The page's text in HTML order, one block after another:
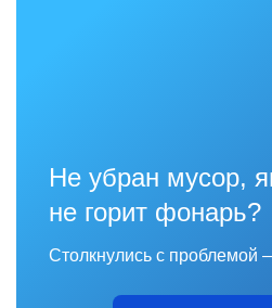
Не убран мусор,
не горит фонарь?
Столкнулись с проблемой